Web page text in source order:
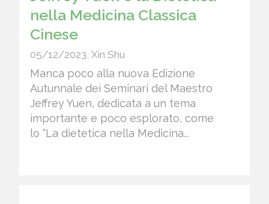
nella Medicina Classica
Cinese
05/12/2023, Xin Shu
Manca poco alla nuova Edizione
Autunnale dei Seminari del Maestro
Jeffrey Yuen, dedicata a un tema
importante e poco esplorato, come
lo “La dietetica nella Medicina...